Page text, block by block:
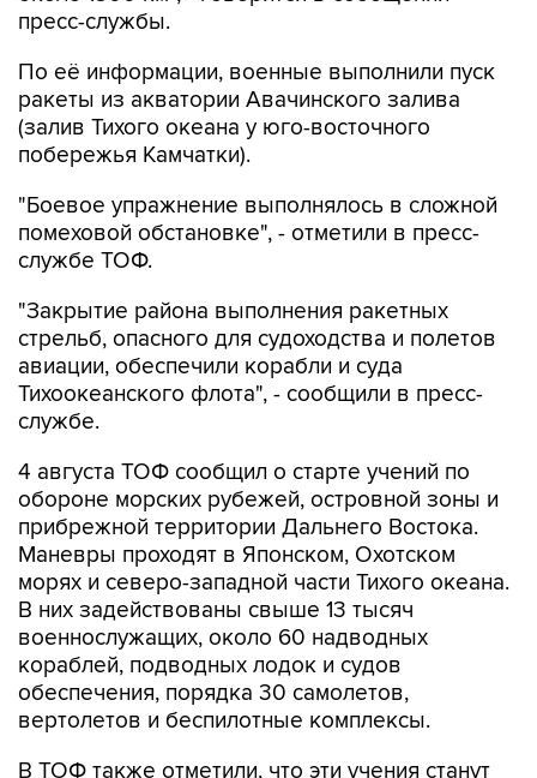
По её информации, военные выполнили пуск
(залив Тихого океана у юго-восточного
побережья Камчатки).
"Боевое упражнение выполнялось в сложной
службе ТОФ.
"Закрытие района выполнения ракетных
авиации, обеспечили корабли и суда
Тихоокеанского флота", - сообщили в пресс-
службе.
4 августа ТОФ сообщил о старте учений по
прибрежной территории Дальнего Востока.
Маневры проходят в Японском, Охотском
морях и северо-западной части Тихого океана.
В них задействованы свыше 13 тысяч
военнослужащих, около 60 надводных
кораблей, подводных лодок и судов
обеспечения, порядка 30 самолетов,
вертолетов и беспилотные комплексы.
В ТОФ также отметили, что эти учения станут